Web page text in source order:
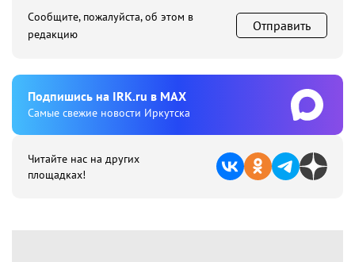
Сообщите, пожалуйста, об этом в
редакцию
Отправить
Подпишиcь на IRK.ru в MAX
Cамые свежие новости Иркутска
Читайте нас на других
площадках!